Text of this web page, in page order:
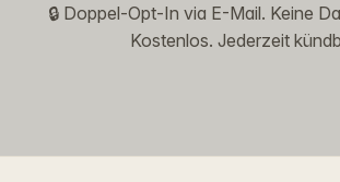
🔒 Doppel-Opt-In via E-Mail. Keine
Kostenlos. Jederzeit